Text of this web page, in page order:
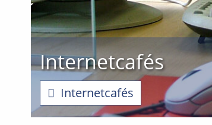
Internetcafés
Internetcafés